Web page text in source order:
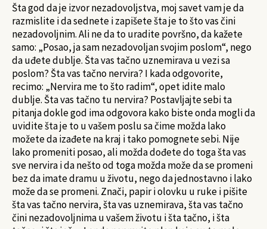
Šta god da je izvor nezadovoljstva, moj savet vam je da
razmislite i da sednete i zapišete šta je to što vas čini
nezadovoljnim. Ali ne da to uradite površno, da kažete
samo: „Posao, ja sam nezadovoljan svojim poslom“, nego
da uđete dublje. Šta vas tačno uznemirava u vezi sa
poslom? Šta vas tačno nervira? I kada odgovorite,
recimo: „Nervira me to što radim“, opet idite malo
dublje. Šta vas tačno tu nervira? Postavljajte sebi ta
pitanja dokle god ima odgovora kako biste onda mogli da
uvidite šta je to u vašem poslu sa čime možda lako
možete da izađete na kraj i tako pomognete sebi. Nije
lako promeniti posao, ali možda dođete do toga šta vas
sve nervira i da nešto od toga možda može da se promeni
bez da imate dramu u životu, nego da jednostavno i lako
može da se promeni. Znači, papir i olovku u ruke i pišite
šta vas tačno nervira, šta vas uznemirava, šta vas tačno
čini nezadovoljnima u vašem životu i šta tačno, i šta